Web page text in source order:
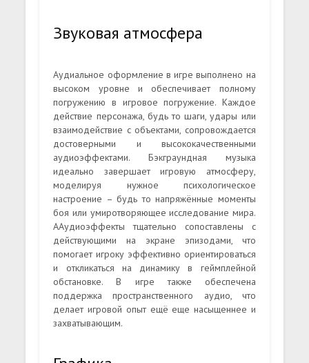
Звуковая атмосфера
Аудиальное оформление в игре выполнено на
высоком уровне и обеспечивает полному
погружению в игровое погружение. Каждое
действие персонажа, будь то шаги, удары или
взаимодействие с объектами, сопровождается
достоверными и высококачественными
аудиоэффектами. Бэкграундная музыка
идеально завершает игровую атмосферу,
моделируя нужное психологическое
настроение – будь то напряжённые моменты
боя или умиротворяющее исследование мира.
ААудиоэффекты тщательно сопоставлены с
действующими на экране эпизодами, что
помогает игроку эффективно ориентироваться
и откликаться на динамику в геймплейной
обстановке. В игре также обеспечена
поддержка пространственного аудио, что
делает игровой опыт ещё еще насыщеннее и
захватывающим.